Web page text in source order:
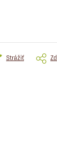
Strážiť